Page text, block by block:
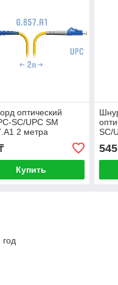
оптический
SC/UPC SM
2 метра
Купить
SC/
545